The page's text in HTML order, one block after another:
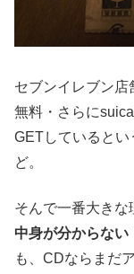
セブンイレブン
無料・さらに
GETしていると
ど。
そんで一番大き
中身が分からない
も、CDならまだ